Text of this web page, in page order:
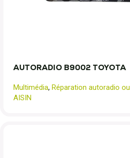
AUTORADIO B9002 TOYOTA
Multimédia, Réparation autoradio
AISIN